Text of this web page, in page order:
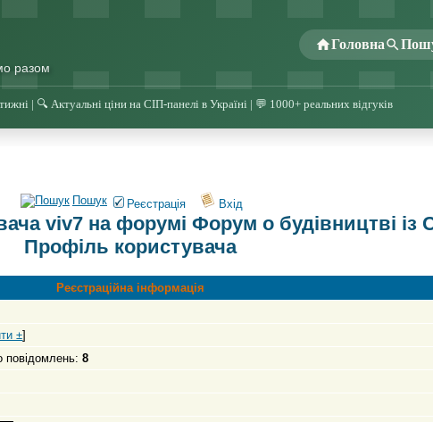
разом
Головна
| 🔍 Актуальні ціни на СІП-панелі в Україні | 💬 1000+ реальних відгуків
Пошук Реєстрація Вхід
viv7 на форумі Форум о будівництві із
Профіль користувача
Реєстраційна інформація
±]
повідомлень:8